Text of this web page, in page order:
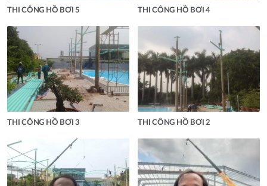
THI CÔNG HỒ BƠI 5 THI CÔNG HỒ BƠI 4
THI CÔNG HỒ BƠI 3 THI CÔNG HỒ BƠI 2